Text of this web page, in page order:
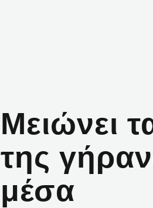
Μειώνει
της
μέσα